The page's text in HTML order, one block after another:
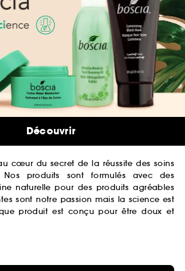
cœur du secret de la réussite des soins
Nos produits sont formulés avec des
naturelle pour des produits agréables
sont notre passion mais la science est
produit est conçu pour être doux et
Découvrir